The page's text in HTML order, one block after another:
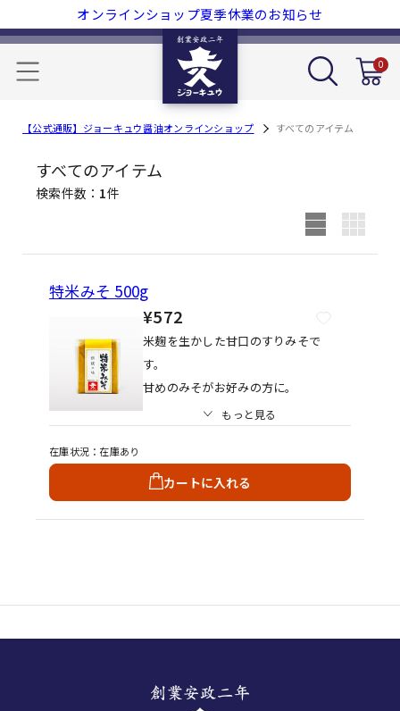
オンラインショップ夏季休業のお知らせ
0
【公式通販】ジョーキュウ醤油オンラインショップ すべてのアイテム
すべてのアイテム
検索件数 1件
特米みそ 500g
¥572
米麹を生かした甘口のすりみそで
す。
甘めのみそがお好みの方に。
もっと見る
在庫状況 在庫あり
カートに入れる